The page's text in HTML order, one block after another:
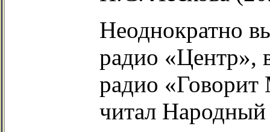
Неоднократно
радио «Центр»,
радио
читал